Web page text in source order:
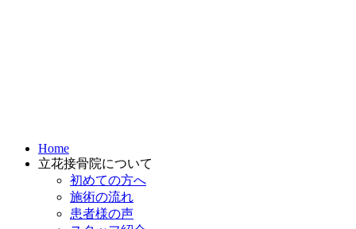
Home
立花接骨院について
初めての方へ
施術の流れ
患者様の声